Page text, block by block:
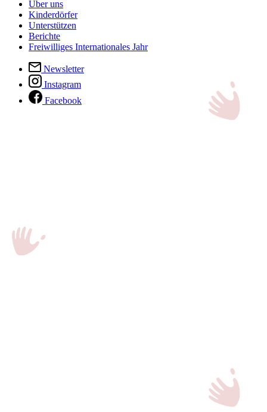
Über uns
Kinderdörfer
Unterstützen
Berichte
Freiwilliges Internationales Jahr
Newsletter
Instagram
Facebook